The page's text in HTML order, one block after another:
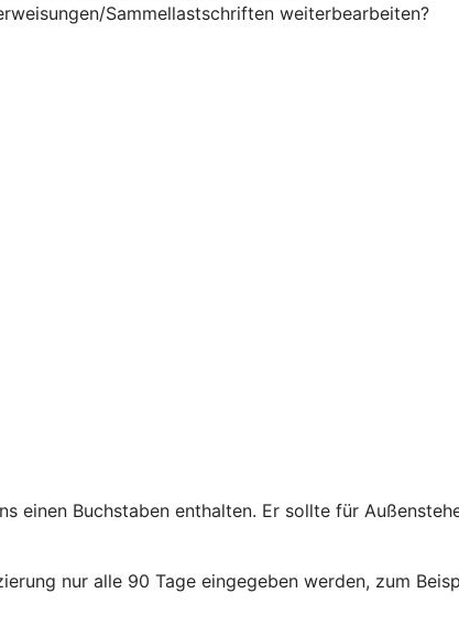
Sammellastschriften weiterbearbeiten?
einen Buchstaben enthalten. Er sollte für
nur alle 90 Tage eingegeben werden, zum